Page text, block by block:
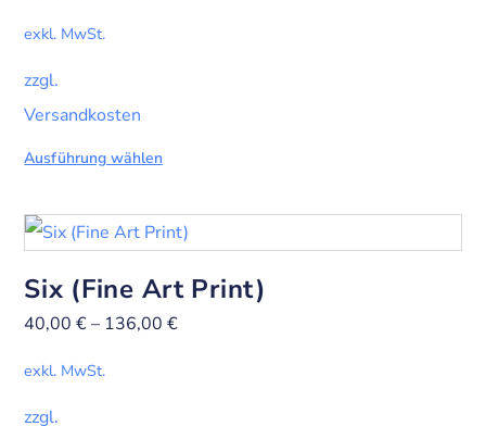
exkl. MwSt.
zzgl.
Versandkosten
Ausführung wählen
Six (Fine Art Print)
40,00€– 136,00€
exkl. MwSt.
zzgl.